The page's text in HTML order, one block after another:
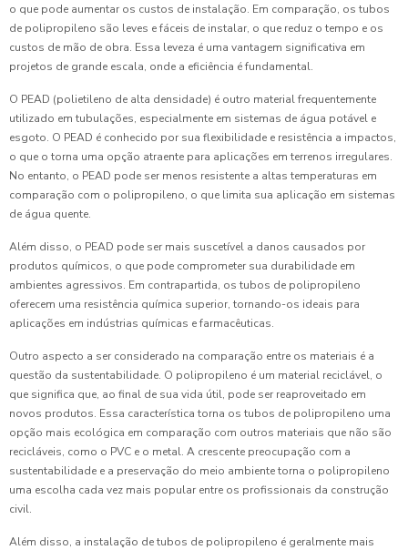
o que pode aumentar os custos de instalação. Em comparação, os tubos
de polipropileno são leves e fáceis de instalar, o que reduz o tempo e os
custos de mão de obra. Essa leveza é uma vantagem significativa em
projetos de grande escala, onde a eficiência é fundamental.
O PEAD (polietileno de alta densidade) é outro material frequentemente
utilizado em tubulações, especialmente em sistemas de água potável e
esgoto. O PEAD é conhecido por sua flexibilidade e resistência a impactos,
o que o torna uma opção atraente para aplicações em terrenos irregulares.
No entanto, o PEAD pode ser menos resistente a altas temperaturas em
comparação com o polipropileno, o que limita sua aplicação em sistemas
de água quente.
Além disso, o PEAD pode ser mais suscetível a danos causados por
produtos químicos, o que pode comprometer sua durabilidade em
ambientes agressivos. Em contrapartida, os tubos de polipropileno
oferecem uma resistência química superior, tornando-os ideais para
aplicações em indústrias químicas e farmacêuticas.
Outro aspecto a ser considerado na comparação entre os materiais é a
questão da sustentabilidade. O polipropileno é um material reciclável, o
que significa que, ao final de sua vida útil, pode ser reaproveitado em
novos produtos. Essa característica torna os tubos de polipropileno uma
opção mais ecológica em comparação com outros materiais que não são
recicláveis, como o PVC e o metal. A crescente preocupação com a
sustentabilidade e a preservação do meio ambiente torna o polipropileno
uma escolha cada vez mais popular entre os profissionais da construção
civil.
Além disso, a instalação de tubos de polipropileno é geralmente mais